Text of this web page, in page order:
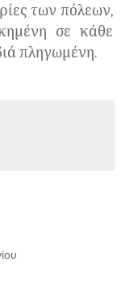
των πόλεων,
σε κάθε
πληγωμένη.